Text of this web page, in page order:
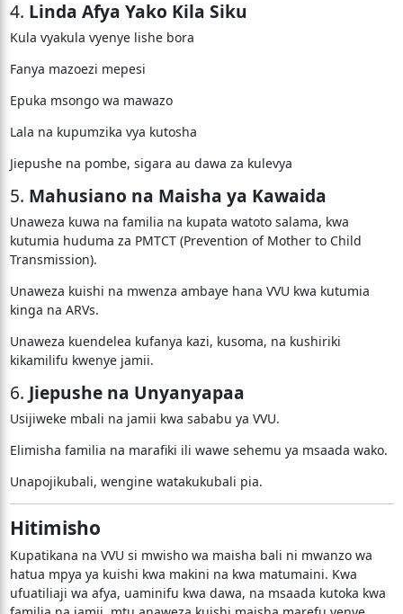
4. Linda Afya Yako Kila Siku
Kula vyakula vyenye lishe bora
Fanya mazoezi mepesi
Epuka msongo wa mawazo
Lala na kupumzika vya kutosha
Jiepushe na pombe, sigara au dawa za kulevya
5. Mahusiano na Maisha ya Kawaida
Unaweza kuwa na familia na kupata watoto salama, kwa
kutumia huduma za PMTCT (Prevention of Mother to Child
Transmission).
Unaweza kuishi na mwenza ambaye hana VVU kwa kutumia
kinga na ARVs.
Unaweza kuendelea kufanya kazi, kusoma, na kushiriki
kikamilifu kwenye jamii.
6. Jiepushe na Unyanyapaa
Usijiweke mbali na jamii kwa sababu ya VVU.
Elimisha familia na marafiki ili wawe sehemu ya msaada wako.
Unapojikubali, wengine watakukubali pia.
Hitimisho
Kupatikana na VVU si mwisho wa maisha bali ni mwanzo wa
hatua mpya ya kuishi kwa makini na kwa matumaini. Kwa
ufuatiliaji wa afya, uaminifu kwa dawa, na msaada kutoka kwa